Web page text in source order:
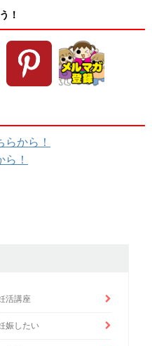
！
から！
！
活講座
娠したい